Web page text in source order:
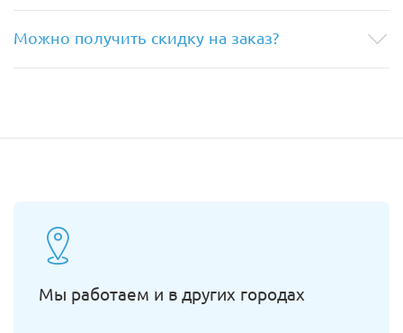
Можно получить скидку на заказ?
Мы работаем и в других городах